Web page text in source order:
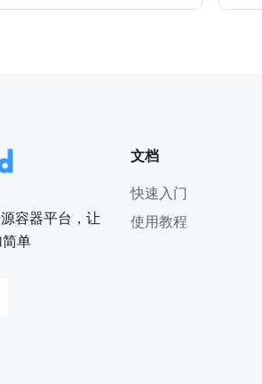
容器平台，让
单
文档
快速入门
使用教程